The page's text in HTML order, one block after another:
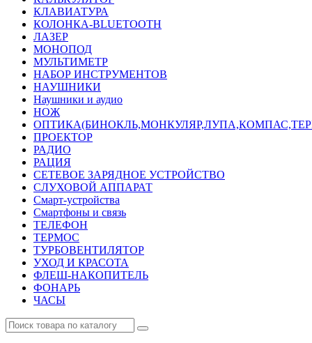
КЛАВИАТУРА
КОЛОНКА-BLUETOOTH
ЛАЗЕР
МОНОПОД
МУЛЬТИМЕТР
НАБОР ИНСТРУМЕНТОВ
НАУШНИКИ
Наушники и аудио
НОЖ
ПРОЕКТОР
РАДИО
РАЦИЯ
СЕТЕВОЕ ЗАРЯДНОЕ УСТРОЙСТВО
СЛУХОВОЙ АППАРАТ
Смарт-устройства
Смартфоны и связь
ТЕЛЕФОН
ТЕРМОС
ТУРБОВЕНТИЛЯТОР
УХОД И КРАСОТА
ФЛЕШ-НАКОПИТЕЛЬ
ФОНАРЬ
ЧАСЫ